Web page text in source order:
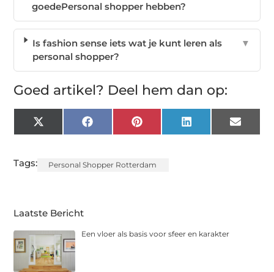
goedePersonal shopper hebben?
Is fashion sense iets wat je kunt leren als
personal shopper?
▼
Goed artikel? Deel hem dan op:
X
(Twitter)
FacebookPinterest LinkedIn Email
Tags: Personal Shopper Rotterdam
Laatste Bericht
Een vloer als basis voor sfeer en karakter